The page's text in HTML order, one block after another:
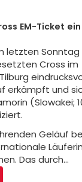
EM-Ticket ein
letzten Sonntag
Cross im
erkämpft und
(Slowakei;
Geläuf
Das durch…